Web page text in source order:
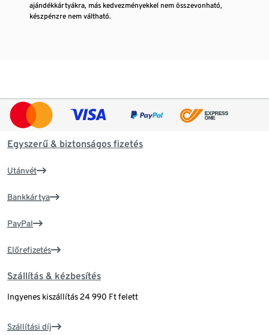
ajándékkártyákra, más kedvezményekkel nem összevonható,
készpénzre nem váltható.
Egyszerű & biztonságos fizetés
Utánvét
Bankkártya
PayPal
Előrefizetés
Szállítás & kézbesítés
Ingyenes kiszállítás 24 990 Ft felett
Szállítási díj